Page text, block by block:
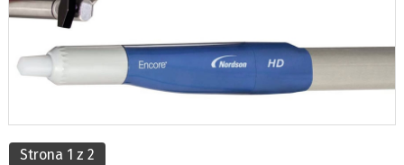
Strona 1 z 2